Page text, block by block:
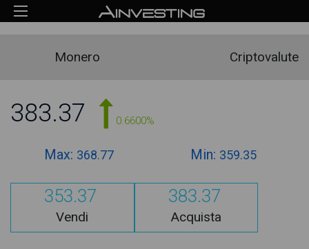
Monero Criptovalute
383.37 0.6600%
Max: 368.77 Min: 359.35
353.37
Vendi
383.37
Acquista